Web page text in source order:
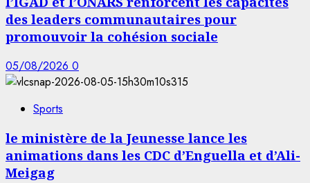
des leaders communautaires pour
promouvoir la cohésion sociale
05/08/2026 0
Sports
le ministère de la Jeunesse lance les
animations dans les CDC d’Enguella et d’Ali-
Meigag